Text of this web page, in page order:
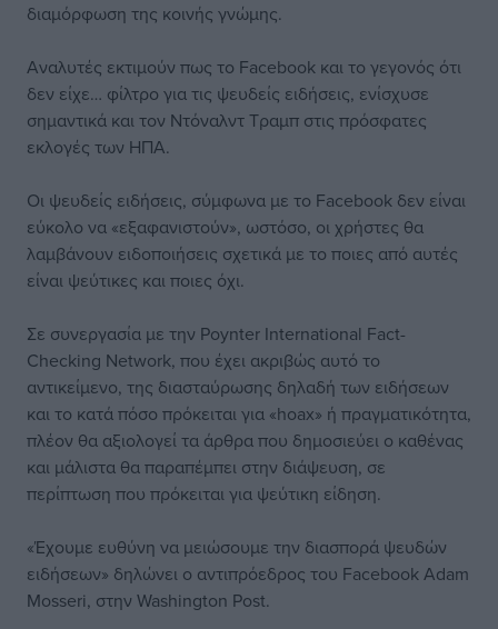
διαμόρφωση της κοινής γνώμης.
Αναλυτές εκτιμούν πως το Facebook και το γεγονός ότι
δεν είχε… φίλτρο για τις ψευδείς ειδήσεις, ενίσχυσε
σημαντικά και τον Ντόναλντ Τραμπ στις πρόσφατες
εκλογές των ΗΠΑ.
Οι ψευδείς ειδήσεις, σύμφωνα με το Facebook δεν είναι
εύκολο να «εξαφανιστούν», ωστόσο, οι χρήστες θα
λαμβάνουν ειδοποιήσεις σχετικά με το ποιες από αυτές
είναι ψεύτικες και ποιες όχι.
Σε συνεργασία με την Poynter International Fact-
Checking Network, που έχει ακριβώς αυτό το
αντικείμενο, της διασταύρωσης δηλαδή των ειδήσεων
και το κατά πόσο πρόκειται για «hoax» ή πραγματικότητα,
πλέον θα αξιολογεί τα άρθρα που δημοσιεύει ο καθένας
και μάλιστα θα παραπέμπει στην διάψευση, σε
περίπτωση που πρόκειται για ψεύτικη είδηση.
«Έχουμε ευθύνη να μειώσουμε την διασπορά ψευδών
ειδήσεων» δηλώνει ο αντιπρόεδρος του Facebook Adam
Mosseri, στην Washington Post.